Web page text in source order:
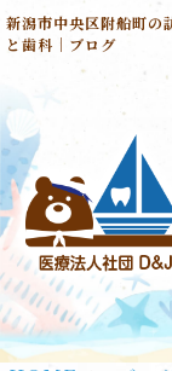
新潟市中央区附船町の
と歯科｜ブログ